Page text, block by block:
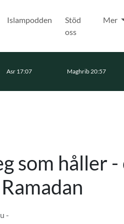
Islampodden
Stöd
oss
Mer
Asr 17:07 Maghrib 20:57
som håller -
-